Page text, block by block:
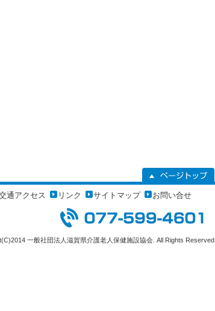
通アクセス リンク サイトマップ お問い合せ
一般社団法人滋賀県介護老人保健施設協会. All Rights Reserved.